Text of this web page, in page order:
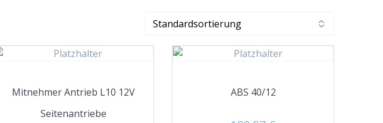
Mitnehmer Antrieb L10 12V
Seitenantriebe
ABS 40/12